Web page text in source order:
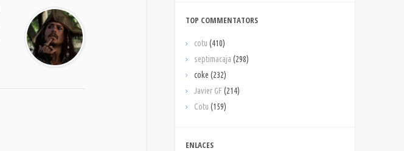
TOP COMMENTATORS
cotu (410)
septimacaja (298)
coke (232)
Javier GF (214)
Cotu (159)
ENLACES